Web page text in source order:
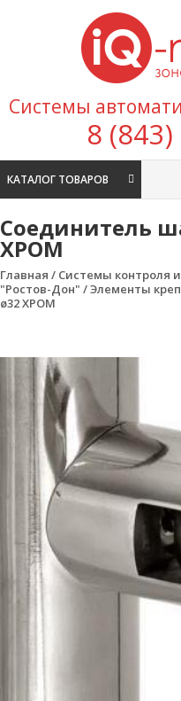
Перейти к содержимому
Системы
8
КАТАЛОГ ТОВАРОВ
Соединитель
ХРОМ
Главная / Системы контроля
"Ростов-Дон" /Элементы
ø32 ХРОМ